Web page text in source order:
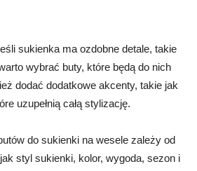
sukienka ma ozdobne detale, takie
wybrać buty, które będą do nich
dodać dodatkowe akcenty, takie jak
uzupełnią całą stylizację.
do sukienki na wesele zależy od
styl sukienki, kolor, wygoda, sezon i